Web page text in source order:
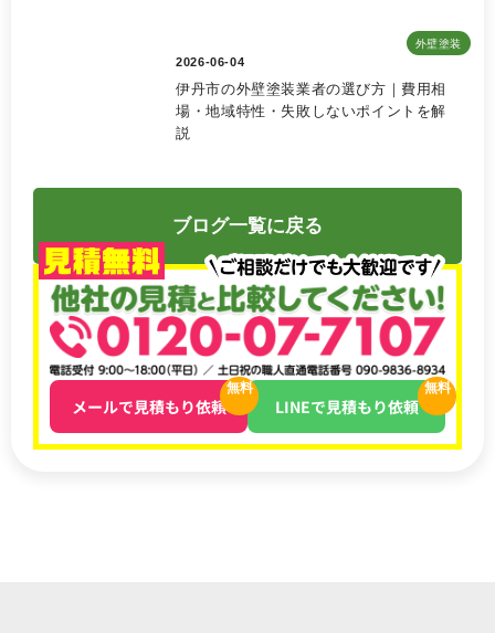
外壁塗装
2026-06-04
伊丹市の外壁塗装業者の選び方｜費用相
場・地域特性・失敗しないポイントを解
説
ブログ一覧に戻る
メールで見積もり依頼
無料
LINEで見積もり依頼
無料